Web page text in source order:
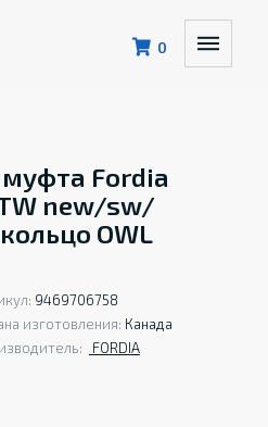
0
Fordia
new/sw/
OWL
9469706758
изготовления: Канада
FORDIA